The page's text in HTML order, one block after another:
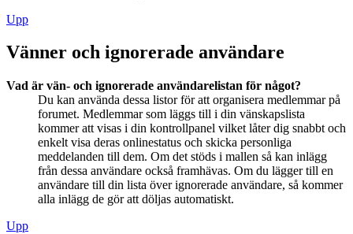
Upp
Vänner och ignorerade användare
Vad är vän- och ignorerade användarelistan för något?
Du kan använda dessa listor för att organisera medlemmar på
forumet. Medlemmar som läggs till i din vänskapslista
kommer att visas i din kontrollpanel vilket låter dig snabbt och
enkelt visa deras onlinestatus och skicka personliga
meddelanden till dem. Om det stöds i mallen så kan inlägg
från dessa användare också framhävas. Om du lägger till en
användare till din lista över ignorerade användare, så kommer
alla inlägg de gör att döljas automatiskt.
Upp